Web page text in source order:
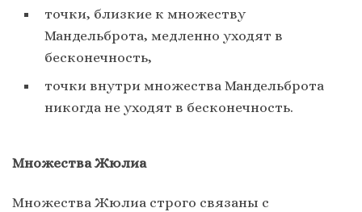
точки, близкие к множеству
Мандельброта, медленно уходят в
бесконечность,
точки внутри множества Мандельброта
никогда не уходят в бесконечность.
Множества Жюлиа
Множества Жюлиа строго связаны с